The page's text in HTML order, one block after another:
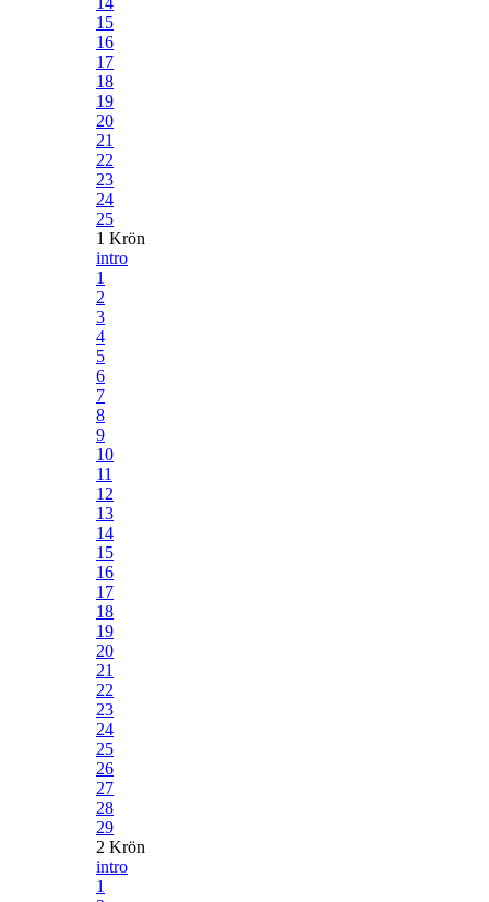
15
16
17
18
19
20
21
22
23
24
25
1 Krön
intro
1
2
3
4
5
6
7
8
9
10
11
12
13
14
15
16
17
18
19
20
21
22
23
24
25
26
27
28
29
2 Krön
intro
1